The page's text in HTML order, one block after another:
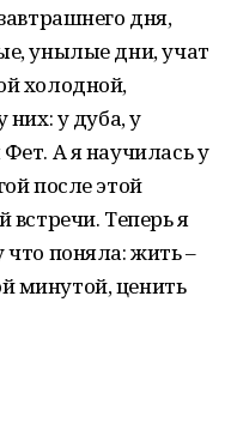
дня,
унылые дни, учат
холодной,
них: у дуба, у
А я научилась у
после этой
встречи. Теперь я
что поняла: жить –
минутой, ценить